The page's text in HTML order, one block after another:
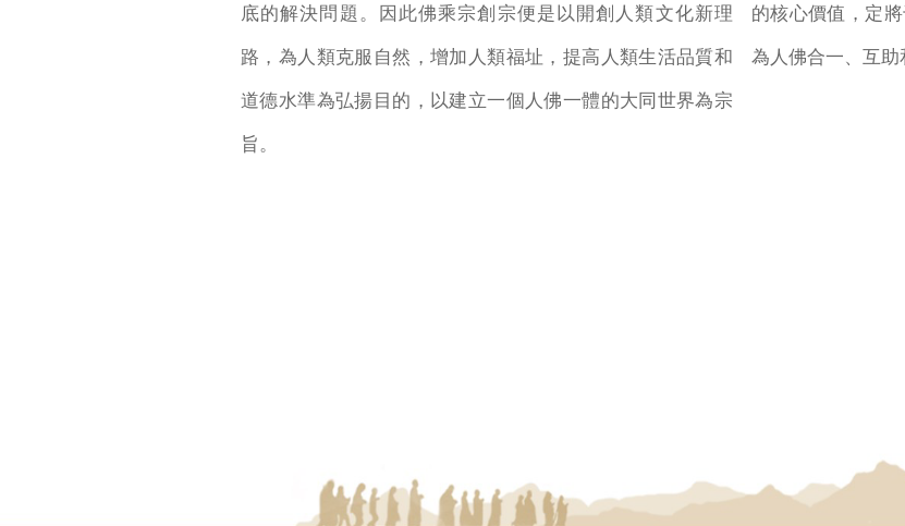
底的解決問題。因此佛乘宗創宗便是以開創人類文化新理
路，為人類克服自然，增加人類福址，提高人類生活品質和
道德水準為弘揚目的，以建立一個人佛一體的大同世界為宗
旨。
的核心價值，定
為人佛合一、互助